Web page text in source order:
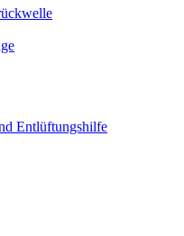
Entlüftungshilfe